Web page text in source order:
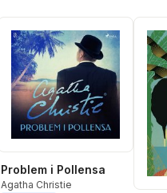
Problem i Pollensa
Agatha Christie